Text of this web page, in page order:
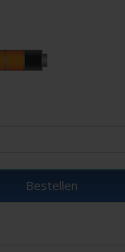
Bestellen